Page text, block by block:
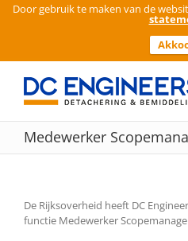
Door gebruik te maken van de
Ga
inhoud
Medewerker
De Rijksoverheid heeft DC
functie Medewerker